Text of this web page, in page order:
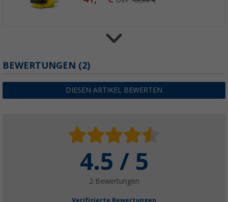
Schnellladegerät 18 V
(8)
79,99€
Kärcher WD 1 Compact Battery Akku-
(1)
ab89,99€UVP
BEWERTUNGEN (2)
DIESEN ARTIKEL BEWERTEN
4.5 / 5
2 Bewertungen
Verifizierte Bewertungen